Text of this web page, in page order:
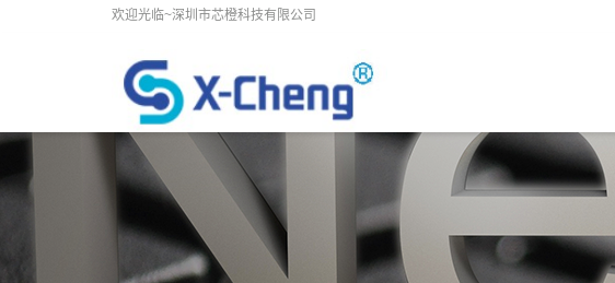
欢迎光临~深圳市芯橙科技有限公司